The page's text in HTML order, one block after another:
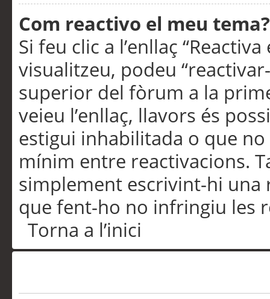
Com reactivo el meu tema?
Si feu clic a l’enllaç
visualitzeu, podeu
superior del fòrum a la
veieu l’enllaç, llavors és
estigui inhabilitada o que
mínim entre reactivacions.
simplement escrivint-hi una
que fent-ho no infringiu les
Torna a l’inici